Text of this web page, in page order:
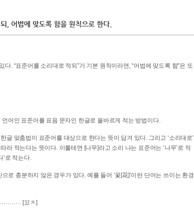
, 어법에 맞도록 함을 원칙으로 한다.
. “표준어를 소리대로 적되”가 기본 원칙이라면, “어법에 맞도록 함”은 또
어인 표준어를 표음 문자인 한글로 올바르게 적는 방법이다.
글 맞춤법이 표준어를 대상으로 한다는 뜻이 담겨 있다. 그리고 ‘소리대로’
]라고 소리 나는 표준어는 ‘나무’로 적
’로 적는다.
로 충분하지 않은 경우가 있다. 예를 들어 ‘꽃[花]’이란 단어는 쓰이는 환경
[꼬ㅊ]